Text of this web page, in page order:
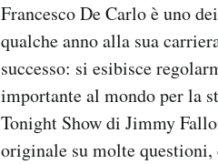
Francesco De Carlo è uno
qualche anno alla sua
successo: si esibisce
importante al mondo per la
Tonight Show di Jimmy
originale su molte